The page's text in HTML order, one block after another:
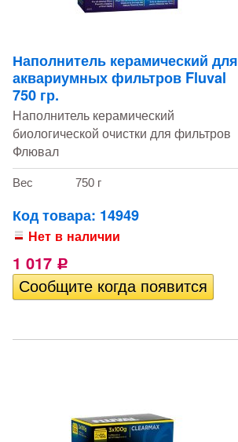
Наполнитель керамический для
аквариумных фильтров Fluval
750 гр.
Наполнитель керамический
биологической очистки для фильтров
Флювал
Вес 750 г
Код товара: 14949
Нет в наличии
1 017 Р